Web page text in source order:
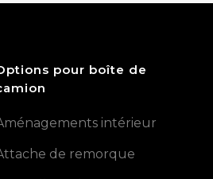
pour boîte de
intérieur
de remorque